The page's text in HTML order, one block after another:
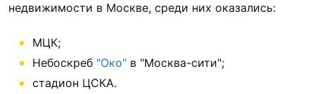
недвижимости в Москве, среди них оказались:
МЦК;
Небоскреб "Око" в "Москва-сити";
стадион ЦСКА.